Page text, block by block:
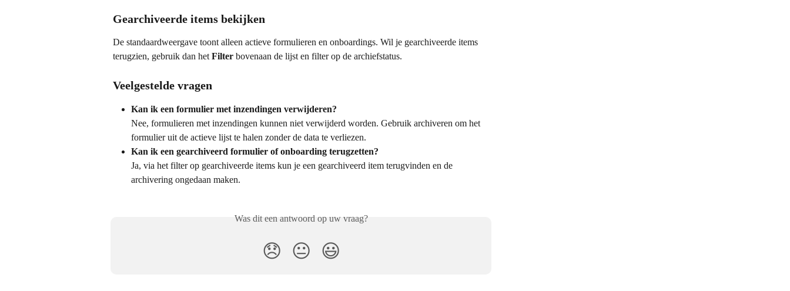
Gearchiveerde items bekijken
De standaardweergave toont alleen actieve formulieren en onboardings. Wil je gearchiveerde items
terugzien, gebruik dan het Filter bovenaan de lijst en filter op de archiefstatus.
Veelgestelde vragen
Kan ik een formulier met inzendingen verwijderen?
Nee, formulieren met inzendingen kunnen niet verwijderd worden. Gebruik archiveren om het
formulier uit de actieve lijst te halen zonder de data te verliezen.
Kan ik een gearchiveerd formulier of onboarding terugzetten?
Ja, via het filter op gearchiveerde items kun je een gearchiveerd item terugvinden en de
archivering ongedaan maken.
Was dit een antwoord op uw vraag?
😞 😐 😃